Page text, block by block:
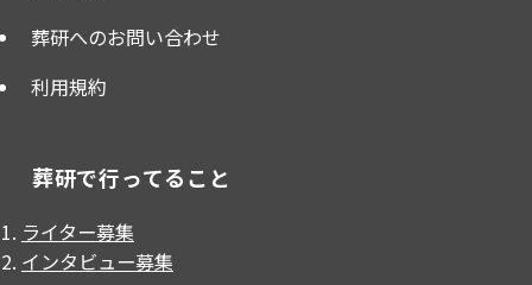
葬研へのお問い合わせ
利用規約
葬研で行ってること
ライター募集
インタビュー募集